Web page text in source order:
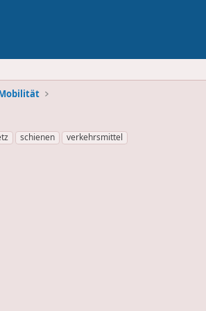
schienen verkehrsmittel